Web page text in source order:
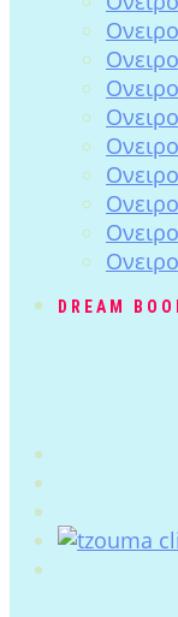
DREAM